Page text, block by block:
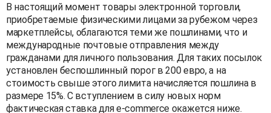
В настоящий момент товары электронной торговли,
приобретаемые физическими лицами за рубежом через
маркетплейсы, облагаются теми же пошлинами, что и
международные почтовые отправления между
гражданами для личного пользования. Для таких посылок
установлен беспошлинный порог в 200 евро, а на
стоимость свыше этого лимита начисляется пошлина в
размере 15%. С вступлением в силу новых норм
фактическая ставка для e-commerce окажется ниже.